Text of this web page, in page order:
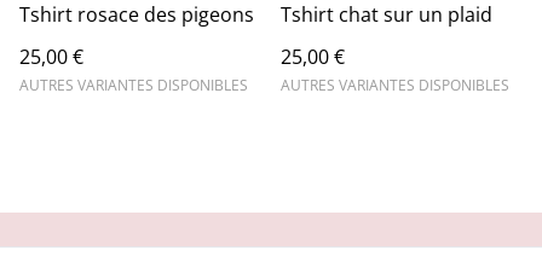
Tshirt rosace des pigeons
25,00 €
AUTRES VARIANTES DISPONIBLES
Tshirt chat sur un plaid
25,00 €
AUTRES VARIANTES DISPONIBLES